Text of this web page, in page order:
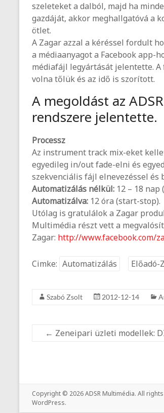
szeleteket a dalból, majd ha
gazdáját, akkor meghallgatóvá a
ötlet.
A Zagar azzal a kéréssel fordult
a médiaanyagot a Facebook app-
médiafájl legyártását jelentette.
volna tőlük és az idő is szorított.
A megoldást az ADSR
rendszere jelentette.
Processz
Az instrument track mix-eket
egyedileg in/out fade-elni és
szekvenciális fájl elnevezéssel és
Automatizálás nélkül: 12 – 18
Automatizálva: 12 óra (start-stop).
Utólag is gratulálok a Zagar
Multimédia részt vett a
Zagar: http://www.facebook.com/
Cimke: Automatizálás Előadó-
Szabó Zsolt 2012-12-14
← Zeneipari üzleti modellek:
Copyright © 2026ADSR Multimédia. All
WordPress.